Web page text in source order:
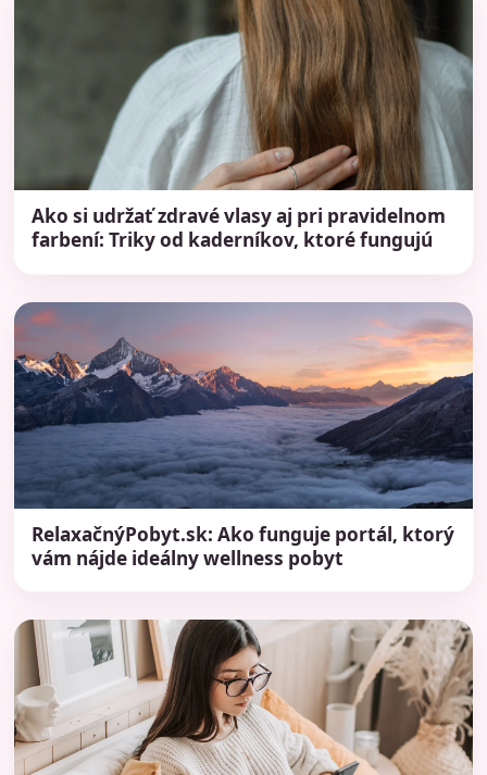
Ako si udržať zdravé vlasy aj pri pravidelnom
farbení: Triky od kaderníkov, ktoré fungujú
RelaxačnýPobyt.sk: Ako funguje portál, ktorý
vám nájde ideálny wellness pobyt